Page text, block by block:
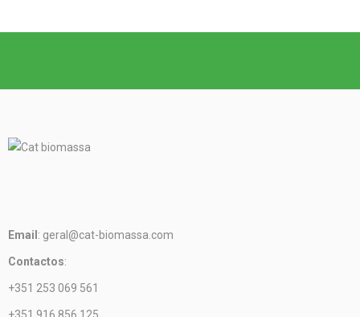
Email : geral@cat-biomassa.com
Contactos:
+351 253 069 561